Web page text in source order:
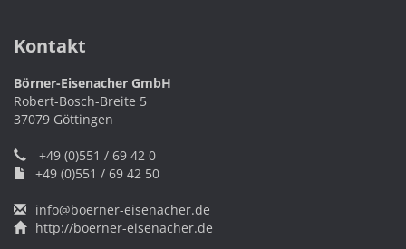
Kontakt
Börner-Eisenacher GmbH
Robert-Bosch-Breite 5
37079 Göttingen
+49 (0)551 / 69 42 0
+49 (0)551 / 69 42 50
info@boerner-eisenacher.de
http://boerner-eisenacher.de